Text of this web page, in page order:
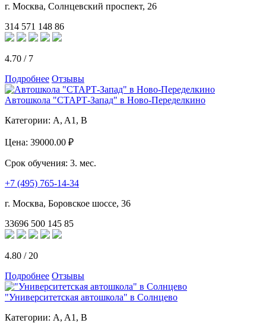
г. Москва, Солнцевский проспект, 26
314 571 148 86
4.70 / 7
Подробнее Отзывы
Автошкола "СТАРТ-Запад" в Ново-Переделкино
Категории: A, A1, B
Цена: 39000.00 ₽
Срок обучения: 3. мес.
+7 (495) 765-14-34
г. Москва, Боровское шоссе, 36
33696 500 145 85
4.80 / 20
Подробнее Отзывы
"Университетская автошкола" в Солнцево
Категории: A, A1, B